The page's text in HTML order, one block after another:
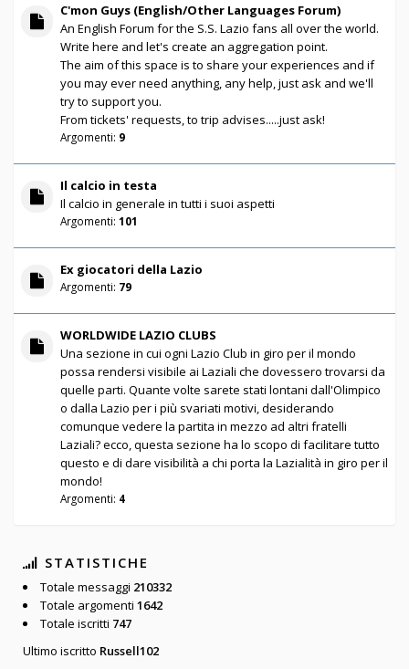
C'mon Guys (English/Other Languages Forum)
An English Forum for the S.S. Lazio fans all over the world.
Write here and let's create an aggregation point.
The aim of this space is to share your experiences and if
you may ever need anything, any help, just ask and we'll
try to support you.
From tickets' requests, to trip advises.....just ask!
Argomenti: 9
Il calcio in testa
Il calcio in generale in tutti i suoi aspetti
Argomenti: 101
Ex giocatori della Lazio
Argomenti: 79
WORLDWIDE LAZIO CLUBS
Una sezione in cui ogni Lazio Club in giro per il mondo
possa rendersi visibile ai Laziali che dovessero trovarsi da
quelle parti. Quante volte sarete stati lontani dall'Olimpico
o dalla Lazio per i più svariati motivi, desiderando
comunque vedere la partita in mezzo ad altri fratelli
Laziali? ecco, questa sezione ha lo scopo di facilitare tutto
questo e di dare visibilità a chi porta la Lazialità in giro per il
mondo!
Argomenti: 4
STATISTICHE
Totale messaggi 210332
Totale argomenti 1642
Totale iscritti 747
Ultimo iscritto Russell102